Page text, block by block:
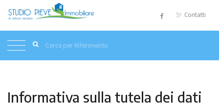
Contatti
Informativa sulla tutela dei dati